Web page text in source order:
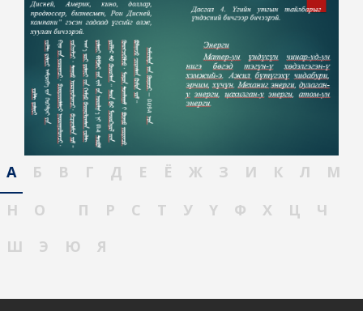
А Б В Г Д Е Ё Ж З И К Л
М
Н
О П Р С Т У Ү Ф Х Ц
Ч
Ш
Э Ю Я